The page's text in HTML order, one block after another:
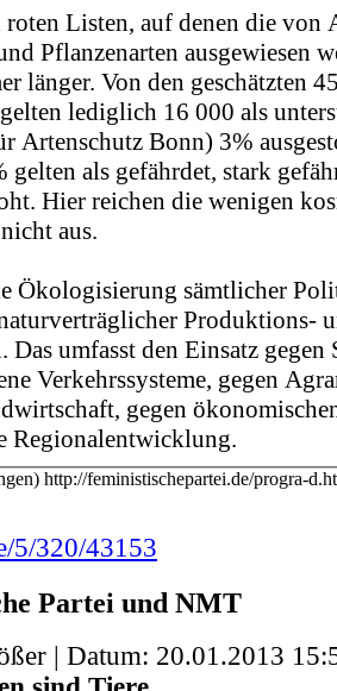
roten Listen, auf denen die von
Pflanzenarten ausgewiesen
länger. Von den geschätzten
lediglich 16 000 als
Artenschutz Bonn) 3%
gelten als gefährdet, stark
Hier reichen die wenigen
aus.
Ökologisierung sämtlicher
Produktions-
Das umfasst den Einsatz gegen
Verkehrssysteme, gegen
gegen
Regionalentwicklung.
http://feministischepartei.de/progra-
5/320/43153
Partei und NMT
| Datum: 20.01.2013